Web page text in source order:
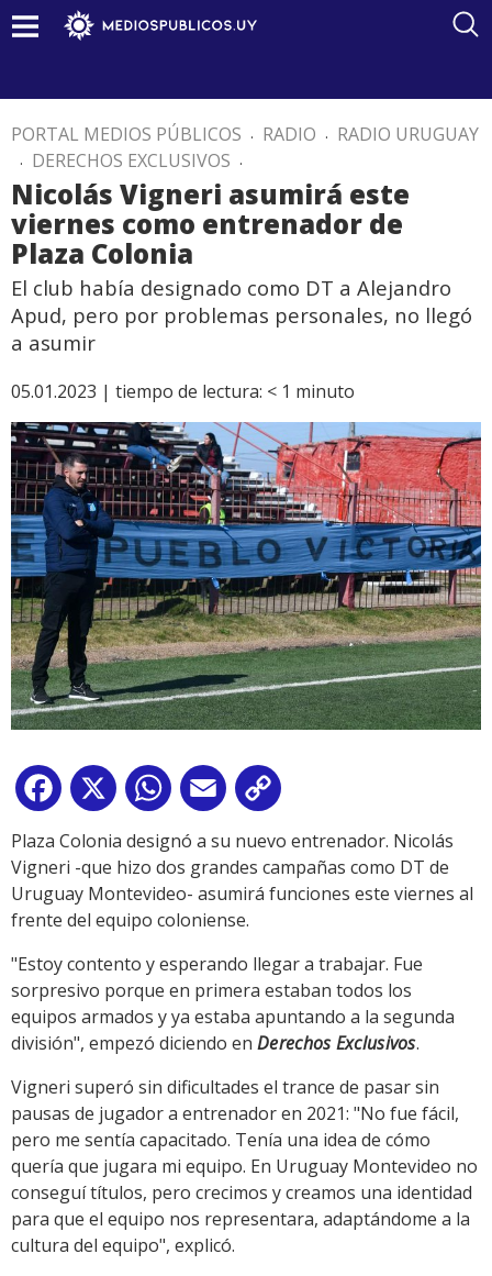
PORTAL MEDIOS PÚBLICOS . RADIO . RADIO URUGUAY
. DERECHOS EXCLUSIVOS .
Nicolás Vigneri asumirá este
viernes como entrenador de
Plaza Colonia
El club había designado como DT a Alejandro
Apud, pero por problemas personales, no llegó
a asumir
05.01.2023 | tiempo de lectura: < 1 minuto
Facebook
X WhatsApp
Email
Link
Plaza Colonia designó a su nuevo entrenador. Nicolás
Vigneri -que hizo dos grandes campañas como DT de
Uruguay Montevideo- asumirá funciones este viernes al
frente del equipo coloniense.
"Estoy contento y esperando llegar a trabajar. Fue
sorpresivo porque en primera estaban todos los
equipos armados y ya estaba apuntando a la segunda
división", empezó diciendo en Derechos Exclusivos.
Vigneri superó sin dificultades el trance de pasar sin
pausas de jugador a entrenador en 2021: "No fue fácil,
pero me sentía capacitado. Tenía una idea de cómo
quería que jugara mi equipo. En Uruguay Montevideo no
conseguí títulos, pero crecimos y creamos una identidad
para que el equipo nos representara, adaptándome a la
cultura del equipo", explicó.